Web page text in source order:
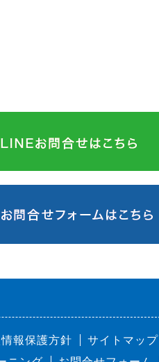
報保護方針
サイトマップ